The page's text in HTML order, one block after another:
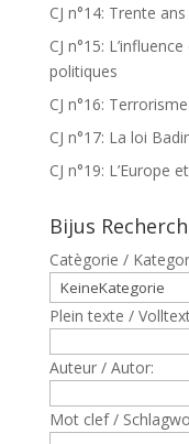
CJ n°14: Trente
CJ n°15:
politiques
CJ n°16:
CJ n°17: La loi
CJ n°19: L’Europe
Bijus
Catègorie /
Plein texte /
Auteur / Autor:
Mot clef /